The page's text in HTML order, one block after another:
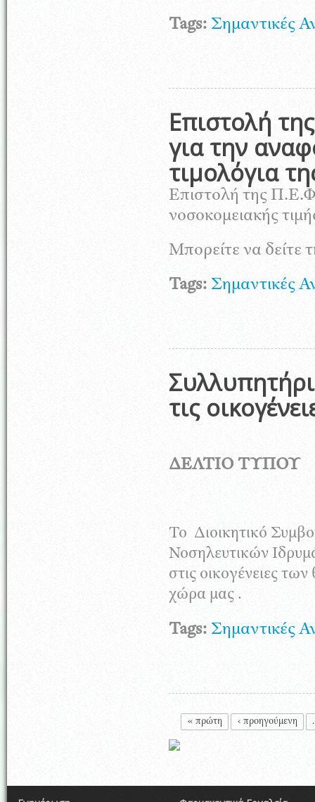
Tags: Σημαντικές
Επιστολή
για την
τιμολόγια
Επιστολή της
νοσοκομειακής
Μπορείτε να δείτε
Tags: Σημαντικές
τις
ΔΕΛΤΙΟ ΤΥΠΟΥ
Το Διοικητικό
Νοσηλευτικών
στις οικογένειες
χώρα μας .
Tags: Σημαντικές
Σελίδες
« πρώτη ‹ προηγούμενη